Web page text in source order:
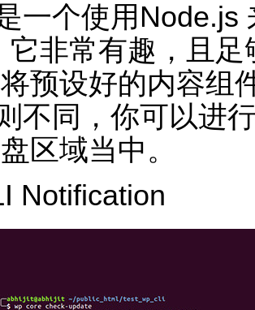
一个使用Node.js
它非常有趣，且
预设好的内容组
不同，你可以进
区域当中。
Notification